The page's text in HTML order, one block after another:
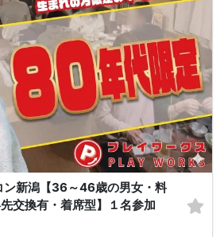
新潟【36～46歳の男女・料
交換有・着席型】１名参加